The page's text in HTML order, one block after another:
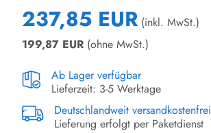
237,85 EUR (inkl. MwSt.)
199,87 EUR (ohne MwSt.)
Ab Lager verfügbar
Lieferzeit: 3-5 Werktage
Deutschlandweit versandkostenfrei
Lieferung erfolgt per Paketdienst